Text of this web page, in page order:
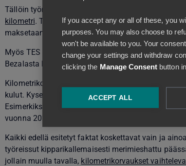
Tällöin työnantaja maksaa sinulle verovapaata
kilometri. Toki kyseessä on verottajan
maksetaanko työntekijälle verottajan maksimi vai
Myös TES eli työehtosopimus voi velvoittaa
Bezalasta löytyy sattumoisin
Kilometrikorvaus pitää sisällään kaikki mahdolliset
kulut. Kyseessä on verottajan ennakkoon
Esimerkiksi vuonna 2023 kilometrikorvaus oli 0,53
vuonna 2024.
Kaikki edellä esitetyt faktat koskettavat vain ja
työreissut kipparikallemaisesti merimieshattu
jollain muulla tavalla, kilometrikorvaukset
If you accept any or all of these, you
purposes. You may also choose to
won't be available to you. Your
change your settings and withdraw
clicking the Manage Consent button
ACCEPT ALL